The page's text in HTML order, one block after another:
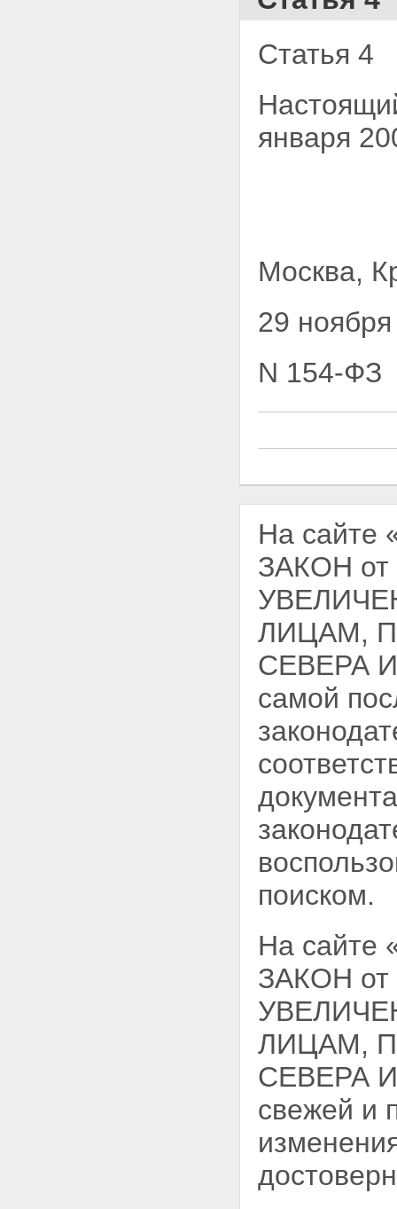
Статья 4
января
Москва,
29
N 154-ФЗ
На сайте
ЗАКОН от
ЛИЦАМ,
СЕВЕРА
самой
поиском.
На сайте
ЗАКОН от
ЛИЦАМ,
СЕВЕРА
свежей и